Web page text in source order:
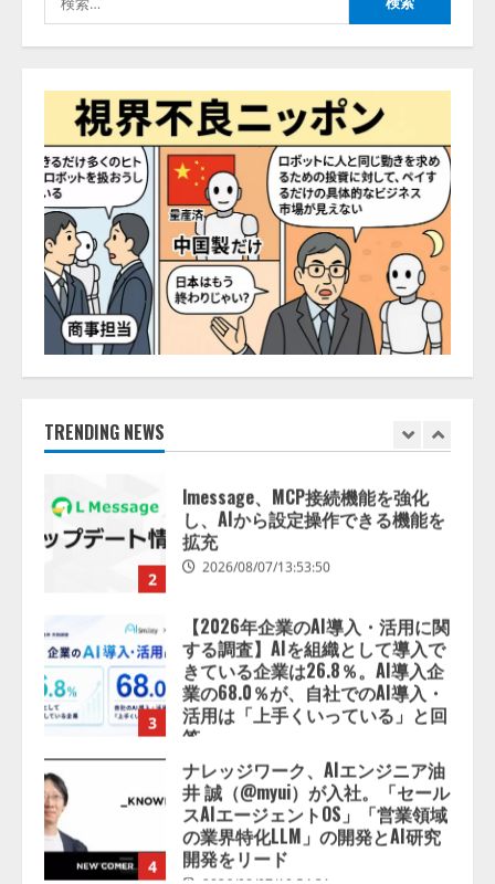
索:
TRENDING NEWS
2026/08/07/10:54:31
5
「TinhVan Technologies JSC.」と業
務提携
2026/08/06/14:54:32
1
【開催報告】次世代AIプラットフ
ォーム「TAIZA」および新サービ
スに関する記者発表会を開催
2026/08/07/17:53:45
2
lmessage、MCP接続機能を強化
し、AIから設定操作できる機能を
3
【2026年企業のAI導入・活用に関
する調査】AIを組織として導入で
きている企業は26.8％。AI導入企
業の68.0％が、自社でのAI導入・
活用は「上手くいっている」と回
2026/08/07/13:53:50
4
ナレッジワーク、AIエンジニア油
井 誠（@myui）が入社。「セール
スAIエージェントOS」「営業領域
の業界特化LLM」の開発とAI研究
開発をリード
5
AI駆動開発の推進に向けて
「TinhVan Technologies JSC.」と業
務提携
2026/08/06/14:54:32